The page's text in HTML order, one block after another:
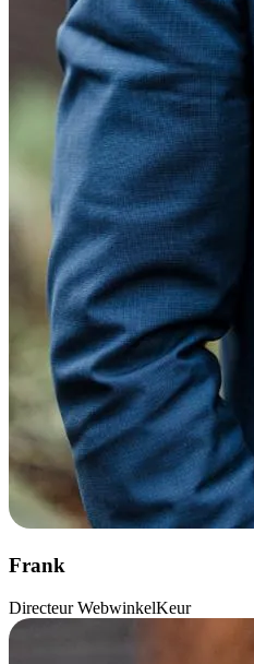
Frank
Directeur WebwinkelKeur